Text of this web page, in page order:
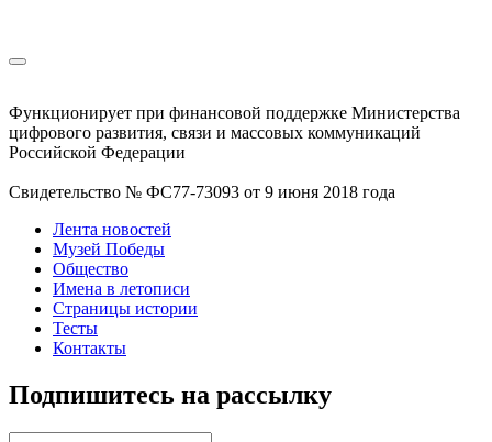
Функционирует при финансовой поддержке Министерства
цифрового развития, связи и массовых коммуникаций
Российской Федерации
Свидетельство № ФС77-73093 от 9 июня 2018 года
Лента новостей
Музей Победы
Общество
Имена в летописи
Страницы истории
Тесты
Контакты
Подпишитесь на рассылку